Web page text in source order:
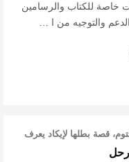
خاصة للكتاب والرسامين
والتوجيه من ا …
قصة بطلها لإيكاد يعرف